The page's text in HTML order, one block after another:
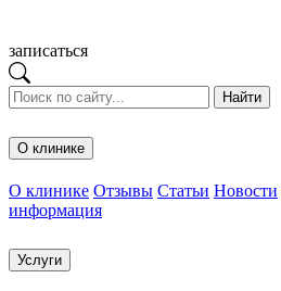
записаться
Найти
О клинике
О клинике Отзывы Статьи Новости
информация
Услуги